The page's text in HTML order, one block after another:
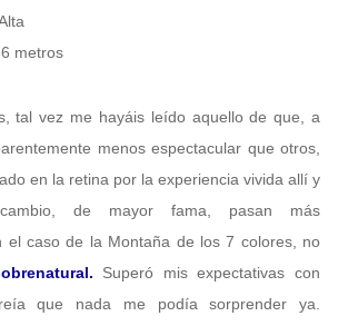
metros
tal vez me hayáis leído aquello de que, a
menos espectacular que otros,
en la retina por la experiencia vivida allí y
de mayor fama, pasan más
el caso de la Montaña de los 7 colores, no
Superó mis expectativas con
que nada me podía sorprender ya.